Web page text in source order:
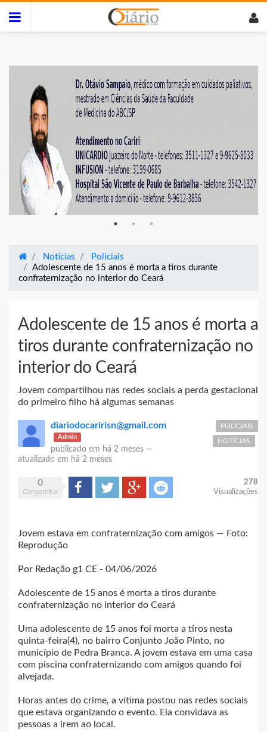
Notícias
Policiais
Adolescente de 15 anos é morta a tiros durante
confraternização no interior do Ceará
Adolescente de 15 anos é morta a
tiros durante confraternização no
interior do Ceará
Jovem compartilhou nas redes sociais a perda gestacional
do primeiro filho há algumas semanas
diariodocaririsn@gmail.com
Admin
publicado em há 2 meses —
atualizado em há 2 meses
POLICIAIS
NOTÍCIAS
0
Compartilhar
Compartilhar
Tweet Google+ Reddit
278
Visualizações
Jovem estava em confraternização com amigos — Foto:
Reprodução
Por Redação g1 CE - 04/06/2026
Adolescente de 15 anos é morta a tiros durante
confraternização no interior do Ceará
Uma adolescente de 15 anos foi morta a tiros nesta
quinta-feira(4), no bairro Conjunto João Pinto, no
município de Pedra Branca. A jovem estava em uma casa
com piscina confraternizando com amigos quando foi
alvejada.
Horas antes do crime, a vítima postou nas redes sociais
que estava organizando o evento. Ela convidava as
pessoas a irem ao local.